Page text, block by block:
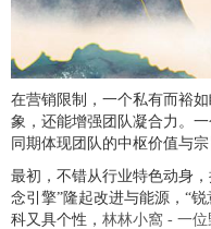
在营销限制，一个私有而裕
象，还能增强团队凝合力。
同期体现团队的中枢价值与宗
最初，不错从行业特色动身
念引擎”隆起改进与能源，“
科又具个性， 林林小窩 - 一